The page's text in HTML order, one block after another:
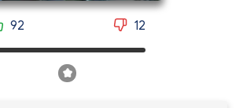
92 12